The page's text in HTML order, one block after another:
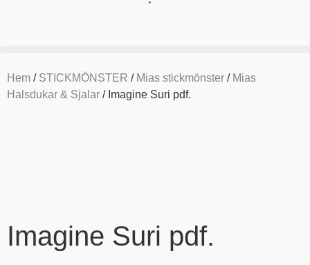
Hem / STICKMÖNSTER / Mias stickmönster / Mias
Halsdukar & Sjalar / Imagine Suri pdf.
Imagine Suri pdf.